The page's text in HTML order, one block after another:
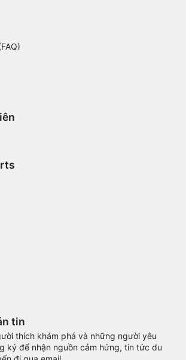
tin
thích khám phá và những người yêu
ký để nhận nguồn cảm hứng, tin tức du
data
on information